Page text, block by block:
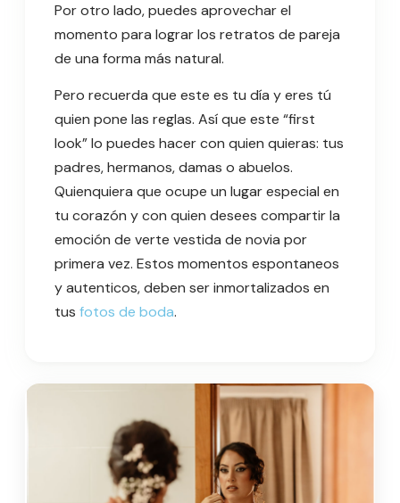
Por otro lado, puedes aprovechar el
momento para lograr los retratos de pareja
de una forma más natural.
Pero recuerda que este es tu día y eres tú
quien pone las reglas. Así que este “first
look” lo puedes hacer con quien quieras: tus
padres, hermanos, damas o abuelos.
Quienquiera que ocupe un lugar especial en
tu corazón y con quien desees compartir la
emoción de verte vestida de novia por
primera vez. Estos momentos espontaneos
y autenticos, deben ser inmortalizados en
tus fotos de boda.